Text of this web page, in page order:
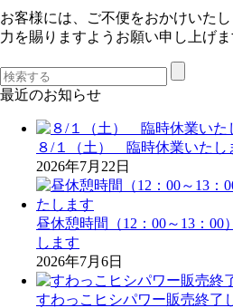
お客様には、ご不便をおかけいた
力を賜りますようお願い申し上げま
最近のお知らせ
８/１（土） 臨時休業いたし
2026年7月22日
昼休憩時間（12：00～13：00
します
2026年7月6日
すわっこヒシパワー販売終了